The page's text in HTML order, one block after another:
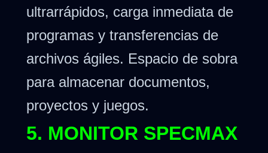
ultrarrápidos, carga inmediata de
programas y transferencias de
archivos ágiles. Espacio de sobra
para almacenar documentos,
proyectos y juegos.
5. MONITOR SPECMAX